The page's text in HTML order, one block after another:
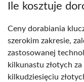
Ile kosztuje
Ceny dorabiania
szerokim zakresie,
zastosowanej
kilkunastu złotych
kilkudziesięciu